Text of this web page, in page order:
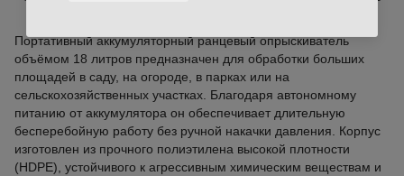
Портативный аккумуляторный ранцевый опрыскиватель
объёмом 18 литров предназначен для обработки больших
площадей в саду, на огороде, в парках или на
сельскохозяйственных участках. Благодаря автономному
питанию от аккумулятора он обеспечивает длительную
бесперебойную работу без ручной накачки давления. Корпус
изготовлен из прочного полиэтилена высокой плотности
(HDPE), устойчивого к агрессивным химическим веществам и